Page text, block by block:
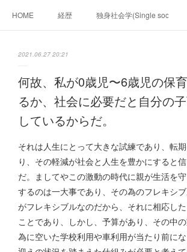
HOME 経歴 独身社会学(Single
政治学。政治基礎から世
移動出来て、工場で作る建物。未来２１００研究所
フィリピンの問題点 フィリピンの歴史
フィリピン経済談義 ファッションを考える
未来２１００研究所他のアイデアマニラ男の手料理 総集編
2021.06.27 20:21
何故、私が0歳児〜6歳児の保
るか、社会に必要だと自分の
しているからだ。
それは人生にとって大きな試練であり、転
り、その軽減が社会と人生を豊かにすると
だ。ましてやこの激動の時代に親が生活を
するのは一大事であり、その為のフレキシ
がフレキシブルなのだから、それに相応し
ことであり、しかし、予算があり、その中
為に空いた学校利用や車利用が当たり前に